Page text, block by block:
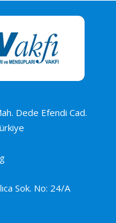
Dede Efendi Cad.
Sok. No: 24/A